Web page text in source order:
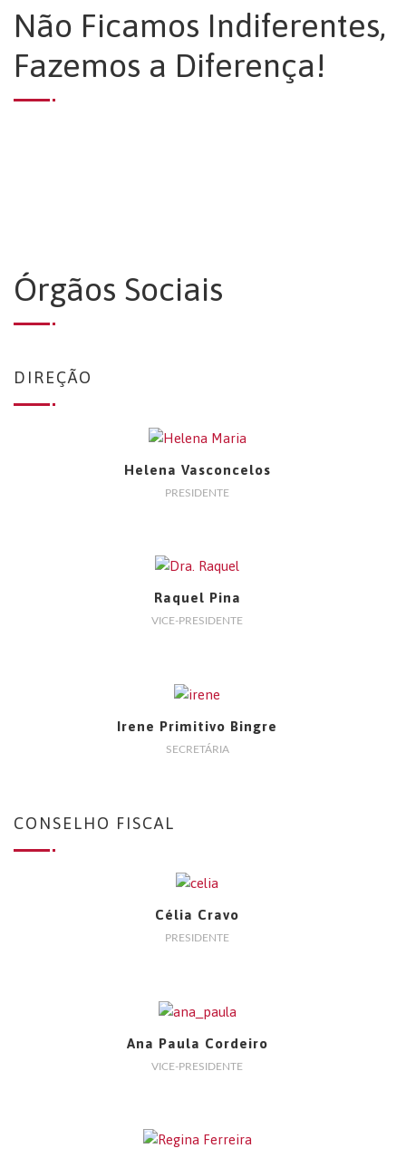
Não Ficamos Indiferentes,
Fazemos a Diferença!
Órgãos Sociais
DIREÇÃO
Helena Vasconcelos
PRESIDENTE
Raquel Pina
VICE-PRESIDENTE
Irene Primitivo Bingre
SECRETÁRIA
CONSELHO FISCAL
Célia Cravo
PRESIDENTE
Ana Paula Cordeiro
VICE-PRESIDENTE